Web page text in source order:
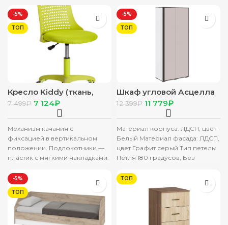
-5%
ТОП
Кресло Kiddy (ткань,
салатовый)
7 499₽ 7 124₽
Механизм качания с
фиксацией в вертикальном
положении. Подлокотники —
пластик с мягкими накладками.
пластик. Максимальная
нагрузка
-5%
ТОП
Шкаф угловой Асцелла
белый/графит серый
12 399₽ 11 779₽
Материал корпуса: ЛДСП, цвет
Белый Материал фасада: ЛДСП,
цвет Графит серый Тип петель:
Петля 180 градусов, Без
-5%
ТОП
ТОП